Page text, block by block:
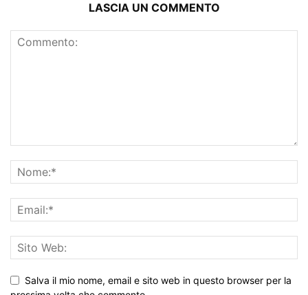
LASCIA UN COMMENTO
Salva il mio nome, email e sito web in questo browser per la